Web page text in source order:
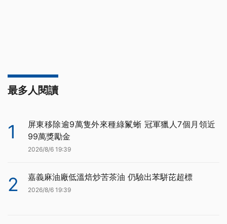
最多人閱讀
1
屏東移除逾9萬隻外來種綠鬣蜥 冠軍獵人7個月領近
99萬獎勵金
2026/8/6 19:39
2 嘉義麻油廠低溫焙炒苦茶油 仍驗出苯駢芘超標
2026/8/6 19:39